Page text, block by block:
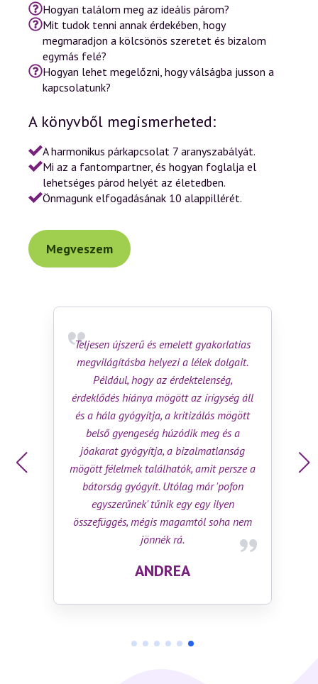
Hogyan találom meg az ideális párom?
Mit tudok tenni annak érdekében, hogy
megmaradjon a kölcsönös szeretet és bizalom
egymás felé?
Hogyan lehet megelőzni, hogy válságba jusson a
kapcsolatunk?
A könyvből megismerheted:
A harmonikus párkapcsolat 7 aranyszabályát.
Mi az a fantompartner, és hogyan foglalja el
lehetséges párod helyét az életedben.
Önmagunk elfogadásának 10 alappillérét.
Megveszem
Teljesen újszerű és emelett gyakorlatias
megvilágításba helyezi a lélek dolgait.
Például, hogy az érdektelenség,
érdeklődés hiánya mögött az írígység áll
és a hála gyógyítja, a kritizálás mögött
belső gyengeség húzódik meg és a
jóakarat gyógyítja, a bizalmatlanság
mögött félelmek találhatók, amit persze a
bátorság gyógyít. Utólag már 'pofon
egyszerűnek' tűnik egy egy ilyen
összefüggés, mégis magamtól soha nem
jönnék rá.
ANDREA